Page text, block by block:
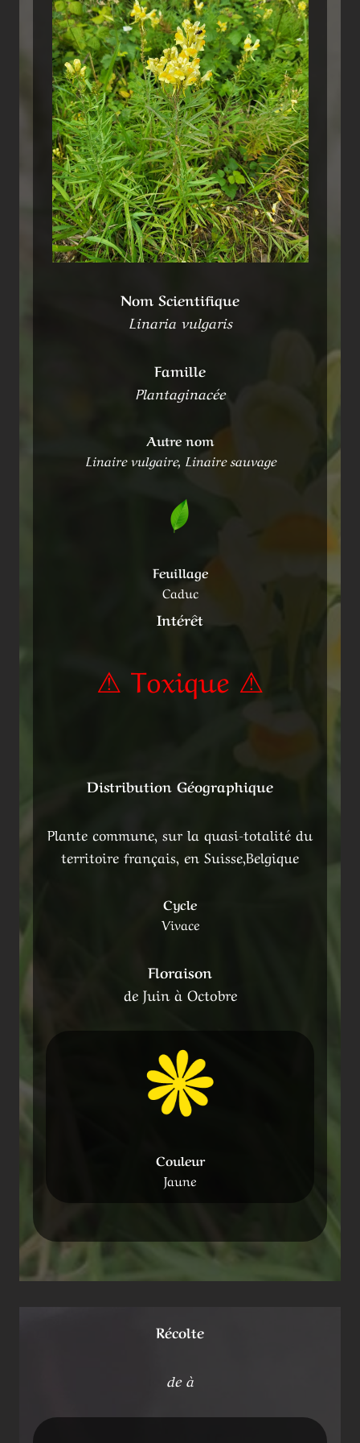
Nom Scientifique
Linaria vulgaris
Famille
Plantaginacée
Autre nom
Linaire vulgaire, Linaire sauvage
Feuillage
Caduc
Intérêt
⚠ Toxique ⚠
Distribution Géographique
Plante commune, sur la quasi-totalité du
territoire français, en Suisse,Belgique
Cycle
Vivace
Floraison
de Juin à Octobre
Couleur
Jaune
Récolte
de à